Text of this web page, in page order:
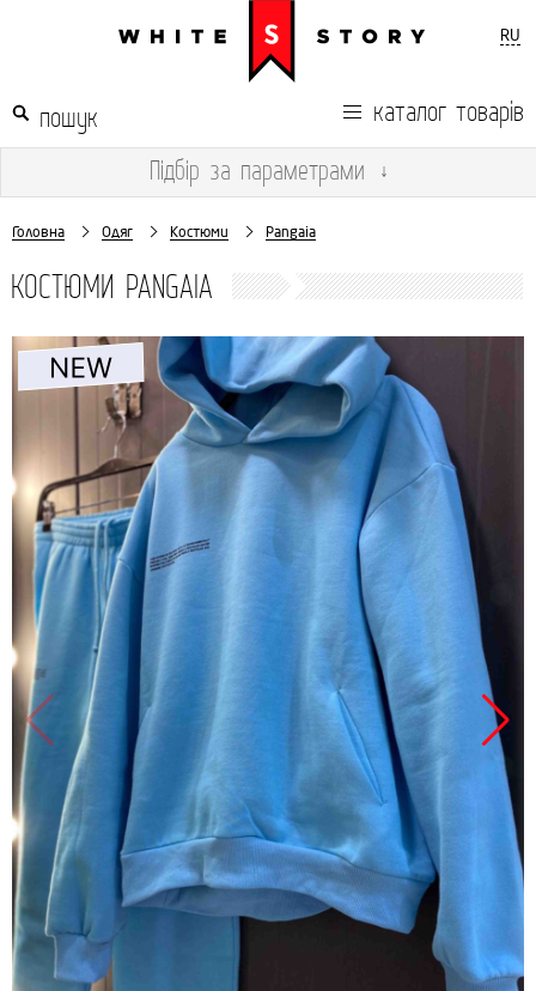
RU
каталог товарів
Підбір за параметрами ↓
Головна Одяг Костюми Pangaia
КОСТЮМИ PANGAIA
Продано